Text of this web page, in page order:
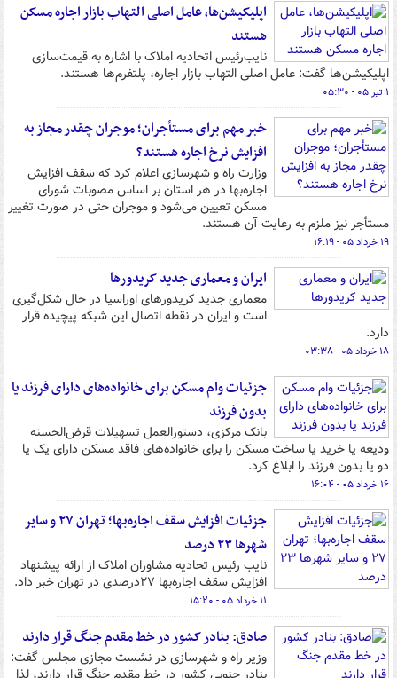
اپلیکیشن‌ها، عامل اصلی التهاب بازار اجاره مسکن
هستند
نایب‌رئیس اتحادیه املاک با اشاره به قیمت‌سازی
اپلیکیشن‌ها گفت: عامل اصلی التهاب بازار اجاره، پلتفرم‌ها هستند.
۱ تیر ۰۵ - ۰۵:۳۰
خبر مهم برای مستأجران؛ موجران چقدر مجاز به
افزایش نرخ اجاره هستند؟
وزارت راه و شهرسازی اعلام کرد که سقف افزایش
اجاره‌بها در هر استان بر اساس مصوبات شورای
مسکن تعیین می‌شود و موجران حتی در صورت تغییر
مستأجر نیز ملزم به رعایت آن هستند.
۱۹ خرداد ۰۵ - ۱۶:۱۹
ایران و معماری جدید کریدورها
معماری جدید کریدورهای اوراسیا در حال شکل‌گیری
است و ایران در نقطه اتصال این شبکه پیچیده قرار
دارد.
۱۸ خرداد ۰۵ - ۰۳:۳۸
جزئیات وام مسکن برای خانواده‌های دارای فرزند یا
بدون فرزند
بانک مرکزی، دستورالعمل تسهیلات قرض‌الحسنه
ودیعه یا خرید یا ساخت مسکن را برای خانواده‌های فاقد مسکن دارای یک یا
دو یا بدون فرزند را ابلاغ کرد.
۱۶ خرداد ۰۵ - ۱۶:۰۴
جزئیات افزایش سقف اجاره‌بها؛ تهران ۲۷ و سایر
شهرها ۲۳ درصد
نایب رئیس تحادیه مشاوران املاک از ارائه پیشنهاد
افزایش سقف اجاره‌بها ۲۷درصدی در تهران خبر داد.
۱۱ خرداد ۰۵ - ۱۵:۲۰
صادق: بنادر کشور در خط مقدم جنگ قرار دارند
وزیر راه و شهرسازی در نشست مجازی مجلس گفت: